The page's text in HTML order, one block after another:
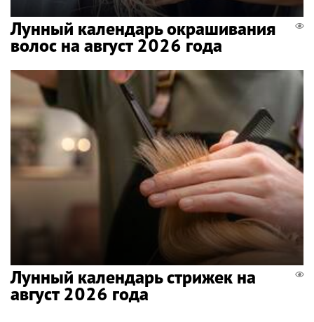
Лунный календарь окрашивания
волос на август 2026 года
Лунный календарь стрижек на
август 2026 года